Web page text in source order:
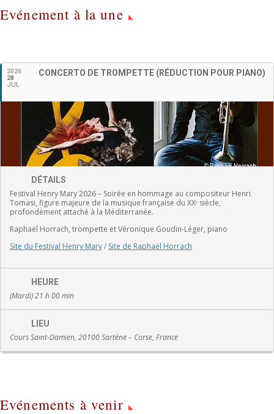
Français
Evénement à la une
2026
28
JUL
CONCERTO DE TROMPETTE (RÉDUCTION POUR PIANO)
DÉTAILS
Festival Henry Mary 2026 – Soirée en hommage au compositeur Henri
Tomasi, figure majeure de la musique française du XXᵉ siècle,
profondément attaché à la Méditerranée.
Raphaël Horrach, trompette et Véronique Goudin-Léger, piano
Site du Festival Henry Mary/ Site de Raphaël Horrach
HEURE
(Mardi) 21 h 00 min
LIEU
Cours Saint-Damien, 20100 Sartène – Corse, France
Evénements à venir